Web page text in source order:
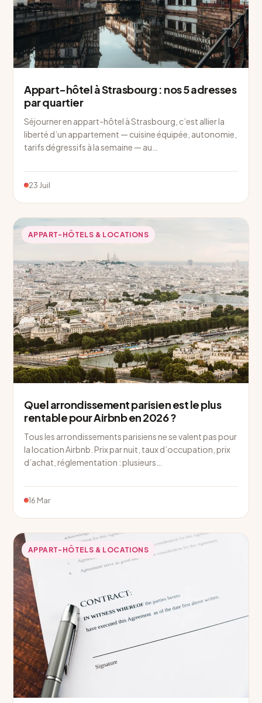
Appart-hôtel à Strasbourg : nos 5 adresses
par quartier
Séjourner en appart-hôtel à Strasbourg, c’est allier la
liberté d’un appartement — cuisine équipée, autonomie,
tarifs dégressifs à la semaine — au…
23 Juil
APPART-HÔTELS & LOCATIONS
Quel arrondissement parisien est le plus
rentable pour Airbnb en 2026 ?
Tous les arrondissements parisiens ne se valent pas pour
la location Airbnb. Prix par nuit, taux d’occupation, prix
d’achat, réglementation : plusieurs…
16 Mar
APPART-HÔTELS & LOCATIONS